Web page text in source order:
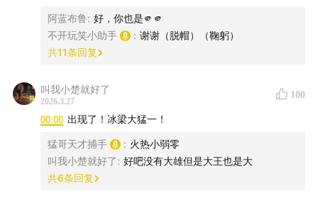
00:02:16猛哥精心挑选的OOTD
00:08:03不开玩笑痛车
00:12:19 如何向家人解释自己的职业
00:23:53如何解释家乡
00:49:09向孩子解释死亡与离别
阿蓝布鲁: 好，你也是🫵🫵
不开玩笑小助手
: 谢谢（脱帽）（鞠躬）
共11条回复
叫我小楚就好了
2026.3.27
100
00:00 出现了！冰梁大猛一！
猛哥天才捕手 : 火热小弱零
叫我小楚就好了: 好吧没有大雄但是大王也是大
共6条回复